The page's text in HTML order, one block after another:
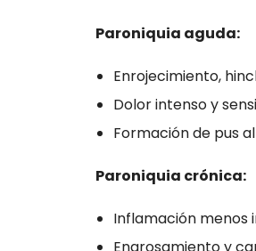
Paroniquia aguda:
Enrojecimiento,
Dolor intenso y
Formación de pus
Paroniquia crónica:
Inflamación menos